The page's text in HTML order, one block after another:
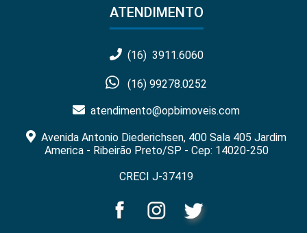
ATENDIMENTO
(16) 3911.6060
(16) 99278.0252
atendimento@opbimoveis.com
Avenida Antonio Diederichsen, 400 Sala 405 Jardim
America - Ribeirão Preto/SP - Cep: 14020-250
CRECI J-37419